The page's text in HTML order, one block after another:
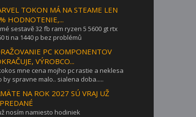
TOKON MÁ NA STEAME LEN
HODNOTENIE,...
sestavě 32 fb ram ryzen 5 5600 gt rtx
ti na 1440 p bez problémů
PC KOMPONENTOV
VÝROBCO...
mne cena mojho pc rastie a neklesa
by spravne malo.. sialena doba.....
NA ROK 2027 SÚ VRAJ UŽ
nosím namiesto hodiniek